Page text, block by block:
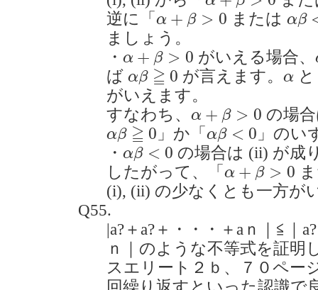
逆に「 α + β > 0
α β>0 または αβ
α β<
ましょう。
・ α + β > 0
α+ β>0 がいえる場合、
ば αβ ≧ 0
α β≧0 が言えます。α
α
がいえます。
すなわち、 α + β > 0
α β >0 の場
αβ ≧ 0
α β≧0 」か「αβ < 0
α β< 0
」のい
・ αβ < 0
αβ< 0
の場合は (ii) が成
したがって、「 α + β > 0
α+β>0
(i), (ii) の少なくとも一方が
Q55.
|a?＋a?＋・・・＋aｎ｜≦｜
ｎ｜のような不等式を証明
スエリート２ｂ、７０ペー